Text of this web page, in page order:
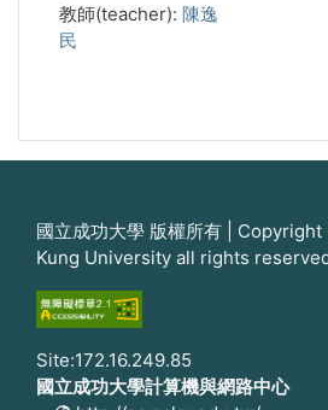
教師(teacher): 陳逸
民
國立成功大學 版權所有 |
Kung University all rights
Site:172.16.249.85
國立成功大學計算機與網路中心